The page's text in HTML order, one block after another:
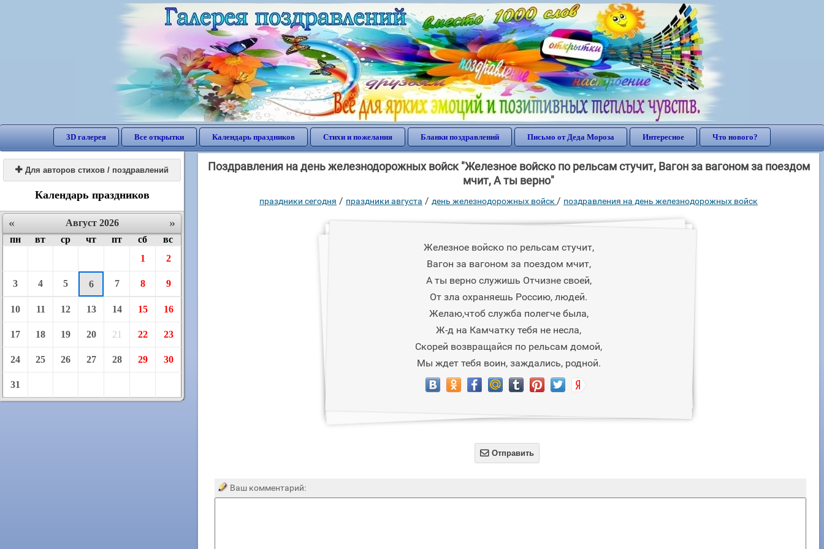
3D галерея Все открытки Календарь праздников Стихи и пожелания Бланки поздравлений Письмо от Деда Мороза Интересное Что нового?
 Для авторов стихов / поздравлений
Календарь праздников
« »
Август 2026
пн
вт ср чт пт сб
вс
1
2
3 4 5 6 7 8 9
10 11 12 13 14 15 16
17 18 19 20 21 22 23
24 25 26 27 28 29 30
31
Поздравления на день железнодорожных войск "Железное войско по рельсам стучит, Вагон за вагоном за поездом
мчит, А ты верно"
праздники сегодня / праздники августа / день железнодорожных войск / поздравления на день железнодорожных войск
Железное войско по рельсам стучит,
Вагон за вагоном за поездом мчит,
А ты верно служишь Отчизне своей,
От зла охраняешь Россию, людей.
Желаю,чтоб служба полегче была,
Ж-д на Камчатку тебя не несла,
Скорей возвращайся по рельсам домой,
Мы ждет тебя воин, заждались, родной.
 Отправить
Ваш комментарий: